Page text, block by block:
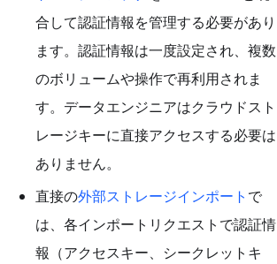
合して認証情報を管理する必要があり
ます。認証情報は一度設定され、複数
のボリュームや操作で再利用されま
す。データエンジニアはクラウドスト
レージキーに直接アクセスする必要は
ありません。
直接の外部ストレージインポート で
は、各インポートリクエストで認証情
報（アクセスキー、シークレットキ